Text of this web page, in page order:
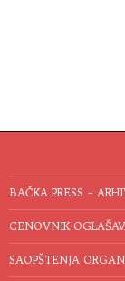
BAČKA PRESS –
CENOVNIK
SAOPŠTENJA